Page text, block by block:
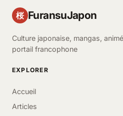
桜 FuransuJapon
Culture japonaise, mangas,
portail francophone
EXPLORER
Accueil
Articles